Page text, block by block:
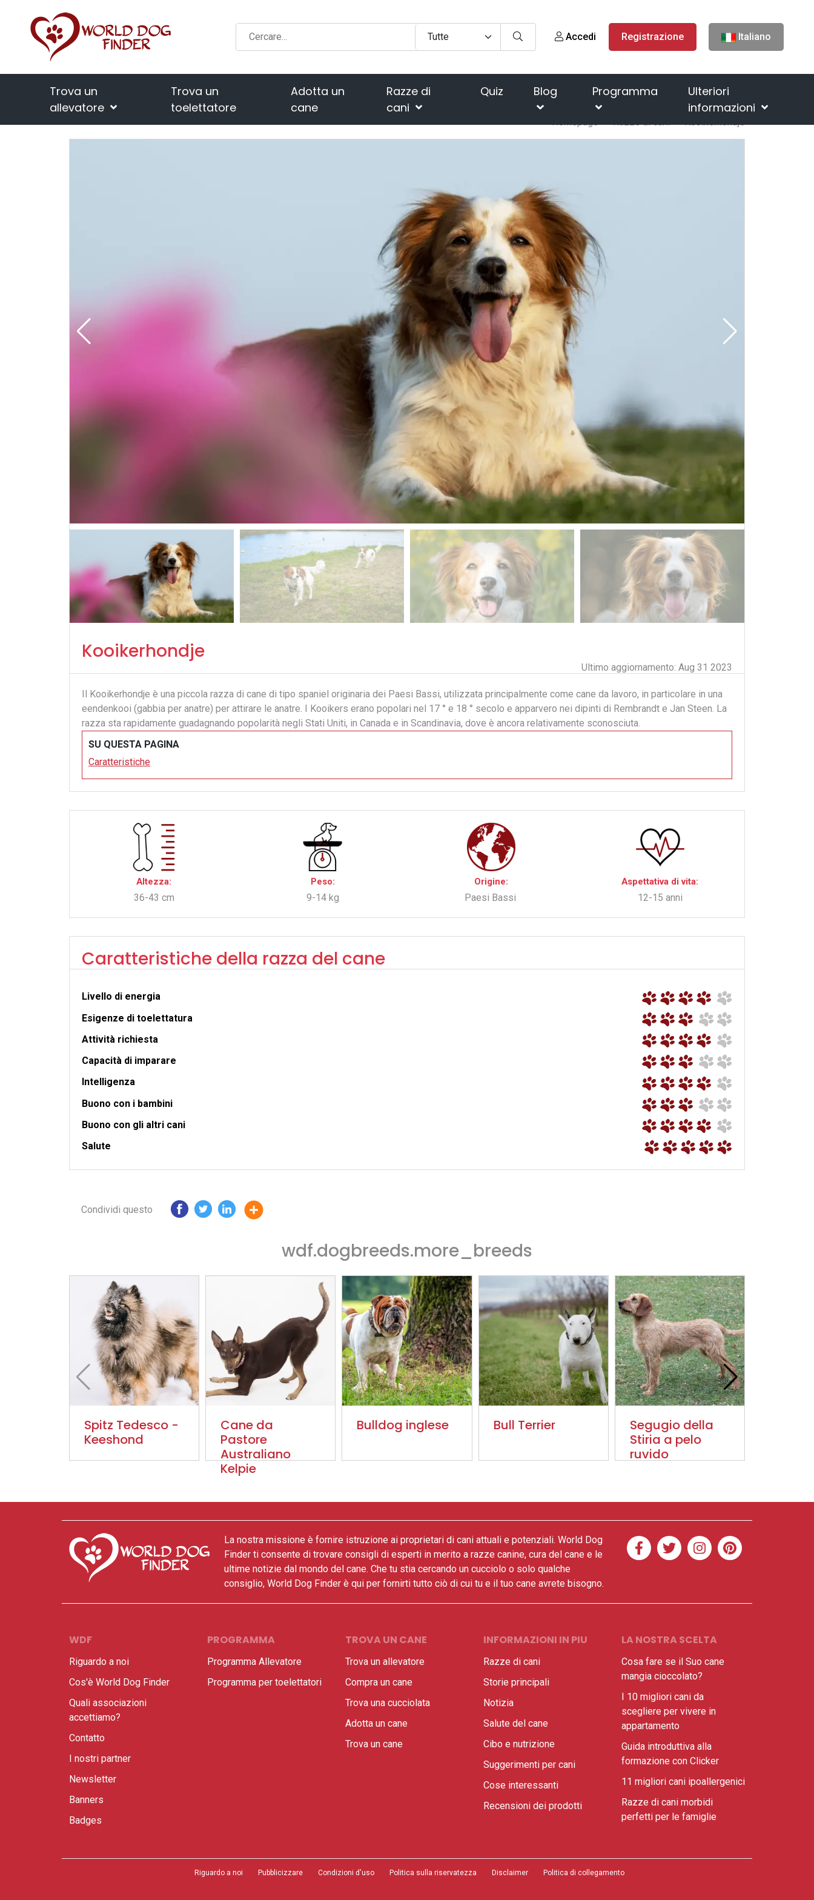
Accedi Registrazione Italiano
Trova un
allevatore
Trova un
toelettatore
Adotta un
cane
Razze di
cani
Quiz Blog Programma
Ulteriori
informazioni
Homepage Razze di cani Kooikerhondje
Kooikerhondje
Ultimo aggiornamento: Aug 31 2023
Il Kooikerhondje è una piccola razza di cane di tipo spaniel originaria dei Paesi Bassi, utilizzata principalmente come cane da lavoro, in particolare in una
eendenkooi (gabbia per anatre) per attirare le anatre. I Kooikers erano popolari nel 17 ° e 18 ° secolo e apparvero nei dipinti di Rembrandt e Jan Steen. La
razza sta rapidamente guadagnando popolarità negli Stati Uniti, in Canada e in Scandinavia, dove è ancora relativamente sconosciuta.
SU QUESTA PAGINA
Caratteristiche
Altezza:
36-43 cm
Peso:
9-14 kg
Origine:
Paesi Bassi
Aspettativa di vita:
12-15 anni
Caratteristiche della razza del cane
Livello di energia
Esigenze di toelettatura
Attività richiesta
Capacità di imparare
Intelligenza
Buono con i bambini
Buono con gli altri cani
Salute
Condividi questo
wdf.dogbreeds.more_breeds
Spitz Tedesco -
Keeshond
Cane da
Pastore
Australiano
Kelpie
Bulldog inglese Bull Terrier
Segugio della
Stiria a pelo
ruvido
La nostra missione è fornire istruzione ai proprietari di cani attuali e potenziali. World Dog
Finder ti consente di trovare consigli di esperti in merito a razze canine, cura del cane e le
ultime notizie dal mondo del cane. Che tu stia cercando un cucciolo o solo qualche
consiglio, World Dog Finder è qui per fornirti tutto ciò di cui tu e il tuo cane avrete bisogno.
WDF
Riguardo a noi
Cos'è World Dog Finder
Quali associazioni
accettiamo?
Contatto
I nostri partner
Newsletter
Banners
Badges
PROGRAMMA
Programma Allevatore
Programma per toelettatori
TROVA UN CANE
Trova un allevatore
Compra un cane
Trova una cucciolata
Adotta un cane
Trova un cane
INFORMAZIONI IN PIU
Razze di cani
Storie principali
Notizia
Salute del cane
Cibo e nutrizione
Suggerimenti per cani
Cose interessanti
Recensioni dei prodotti
LA NOSTRA SCELTA
Cosa fare se il Suo cane
mangia cioccolato?
I 10 migliori cani da
scegliere per vivere in
appartamento
Guida introduttiva alla
formazione con Clicker
11 migliori cani ipoallergenici
Razze di cani morbidi
perfetti per le famiglie
Riguardo a noi Pubblicizzare Condizioni d'uso Politica sulla riservatezza Disclaimer Politica di collegamento